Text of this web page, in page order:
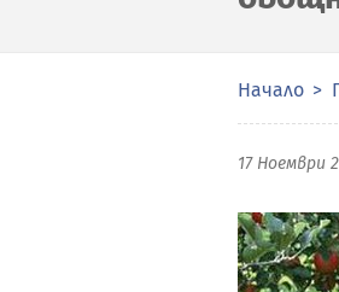
Начало
17 Ноември